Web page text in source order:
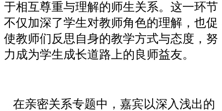
于相互尊重与理解的师生关系。这一环节
不仅加深了学生对教师角色的理解，也促
使教师们反思自身的教学方式与态度，努
力成为学生成长道路上的良师益友。
在亲密关系专题中，嘉宾以深入浅出的